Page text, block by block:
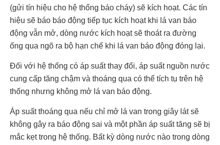
(gửi tín hiệu cho hệ thống báo cháy) sẽ kích hoạt. Các tín
hiệu sẽ báo báo động tiếp tục kích hoạt khi lá van báo
động vẫn mở, dòng nước kích hoạt sẽ thoát ra đường
ống qua ngõ ra bộ hạn chế khi lá van báo động đóng lại.
Đối với hệ thống có áp suất thay đổi, áp suất nguồn nước
cung cấp tăng chậm và thoáng qua có thể tích tụ trên hệ
thống nhưng không mở lá van báo động.
Áp suất thoáng qua nếu chỉ mở lá van trong giây lát sẽ
không gây ra báo động sai và một phần áp suất tăng sẽ bị
mắc kẹt trong hệ thống. Bất kỳ dòng nước nào trong dòng